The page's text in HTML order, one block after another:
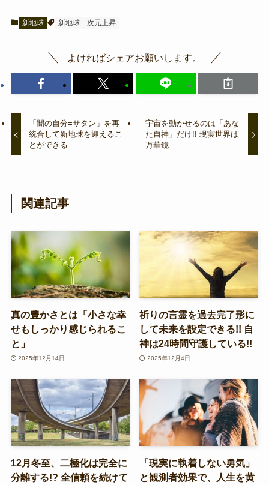
新地球 新地球 次元上昇
よければシェアお願いします。
「闇の自分=サタン」を再
統合して新地球を迎えるこ
とができる
宇宙を動かせるのは「あな
た自神」だけ!! 現実世界は
万華鏡
関連記事
真の豊かさとは「小さな幸
せもしっかり感じられるこ
と」
2025年12月14日
祈りの言霊を過去完了形に
して未来を設定できる!! 自
神は24時間守護している!!
2025年12月4日
12月冬至、二極化は完全に
分離する!? 全信頼を続けて
「現実に執着しない勇気」
と観測者効果で、人生を黄